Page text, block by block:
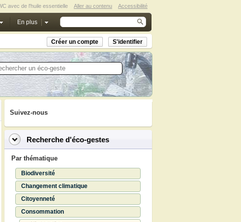
Accessibilité
Aller au contenu
avec de l'huile essentielle
En plus
Créer un compte S'identifier
Suivez-nous
Recherche d'éco-gestes
Par thématique
Biodiversité
Changement climatique
Citoyenneté
Consommation